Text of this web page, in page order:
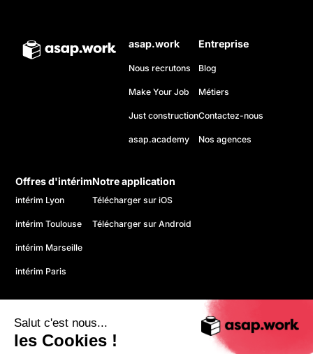
Salut c'est nous...
les Cookies !
asap.work
Nous recrutons
Make Your Job
Just construction
asap.academy
Entreprise
Blog
Métiers
Contactez-nous
Nos agences
Offres d'intérim
intérim Lyon
intérim Toulouse
intérim Marseille
intérim Paris
Notre application
Télécharger sur iOS
Télécharger sur Android